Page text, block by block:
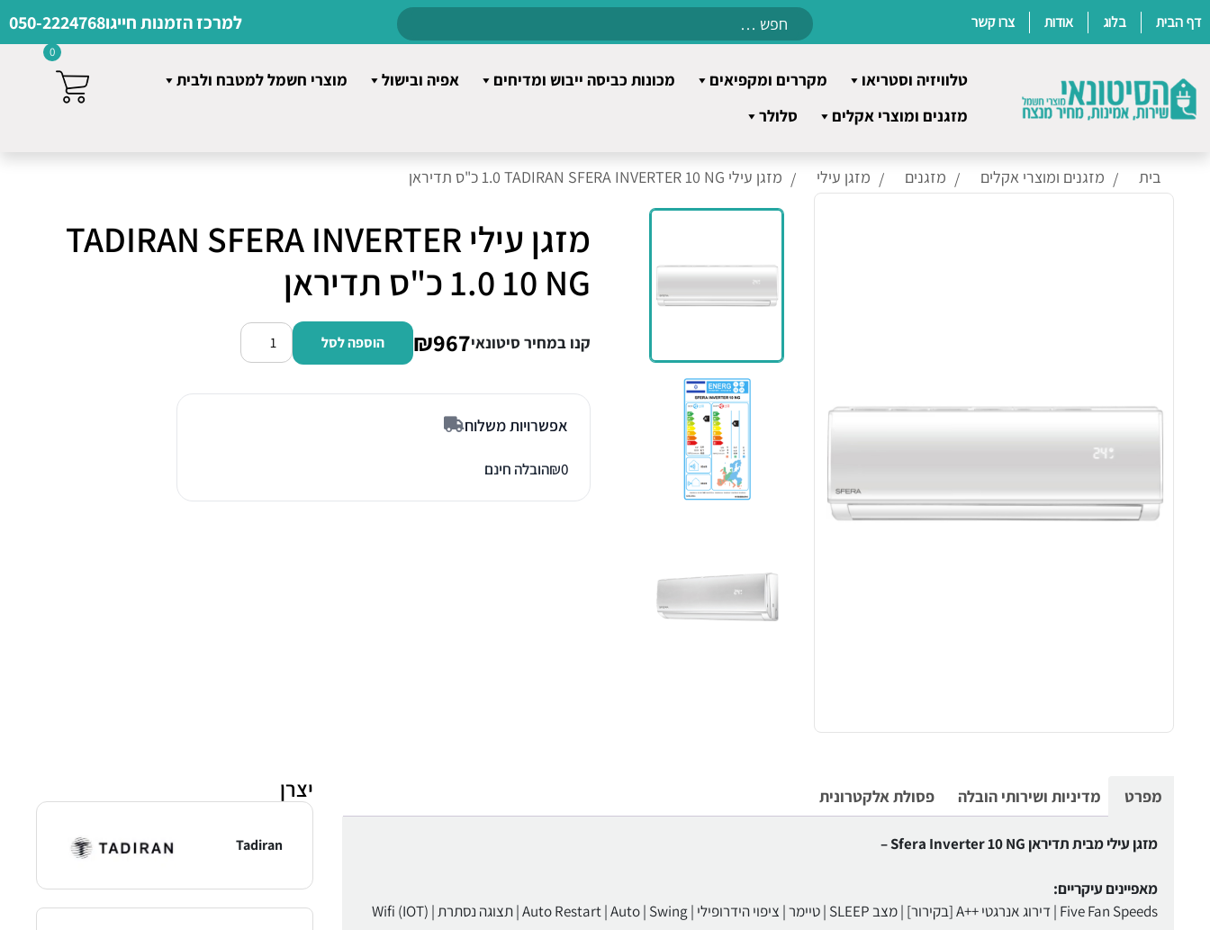
Skip
דף הבית בלוג אודות צרו קשר
Search
למרכז הזמנות חייגו050-2224768
טלוויזיה וסטריאו מקררים ומקפיאים מכונות כביסה ייבוש ומדיחים אפיה ובישול
מוצרי חשמל למטבח ולבית
מזגנים ומוצרי אקלים
סלולר
בית מזגנים ומוצרי אקלים מזגנים מזגן עילי ‏מזגן עילי TADIRAN SFERA INVERTER 10 NG ‏1.0 ‏כ"ס תדיראן
‏מזגן עילי TADIRAN SFERA INVERTER
10 NG ‏1.0 ‏כ"ס תדיראן
קנו במחיר סיטונאי₪967 הוספה לסל
כמות
Inverter
אפשרויות משלוח
₪0 הובלה חינם
מפרט מדיניות ושירותי הובלה פסולת אלקטרונית
מזגן עילי מבית תדיראן Sfera Inverter 10 NG –
מאפיינים עיקריים:
Five Fan Speeds | דירוג אנרגטי ++A [בקירור] | מצב SLEEP | טיימר | ציפוי הידרופילי | Auto Restart | Auto | Swing | תצוגה נסתרת | Wifi (IOT)
יצרן
Tadiran
0